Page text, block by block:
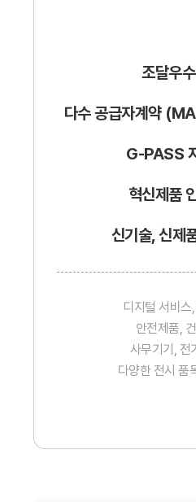
조달우
다수 공급자계약
G-PASS
혁신제품
신기술, 신제
디지털 서비스
안전제품,
사무기기, 전
다양한 전시 품